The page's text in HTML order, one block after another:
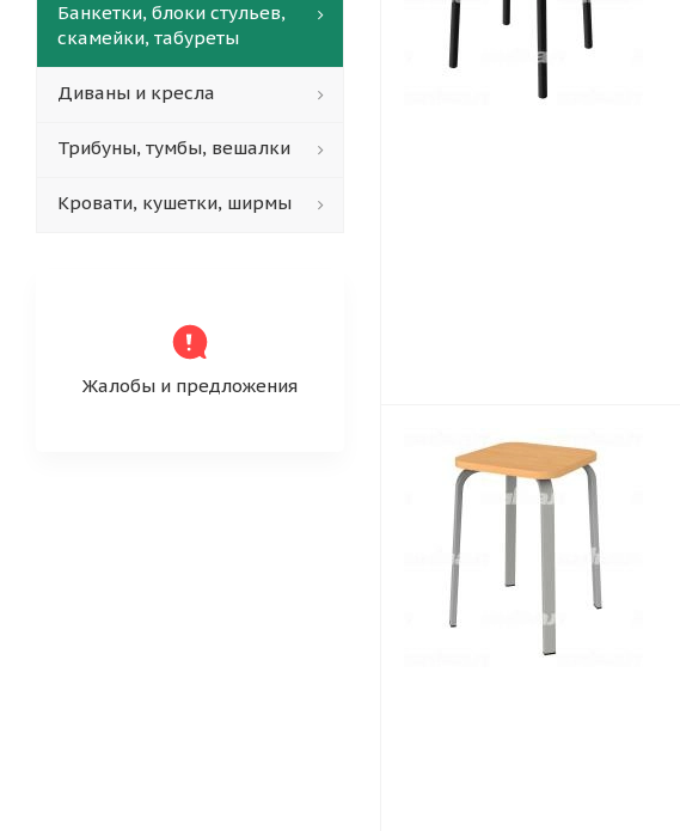
Банкетки, блоки стульев,
скамейки, табуреты
Диваны и кресла
Трибуны, тумбы, вешалки
Кровати, кушетки, ширмы
Жалобы и предложения